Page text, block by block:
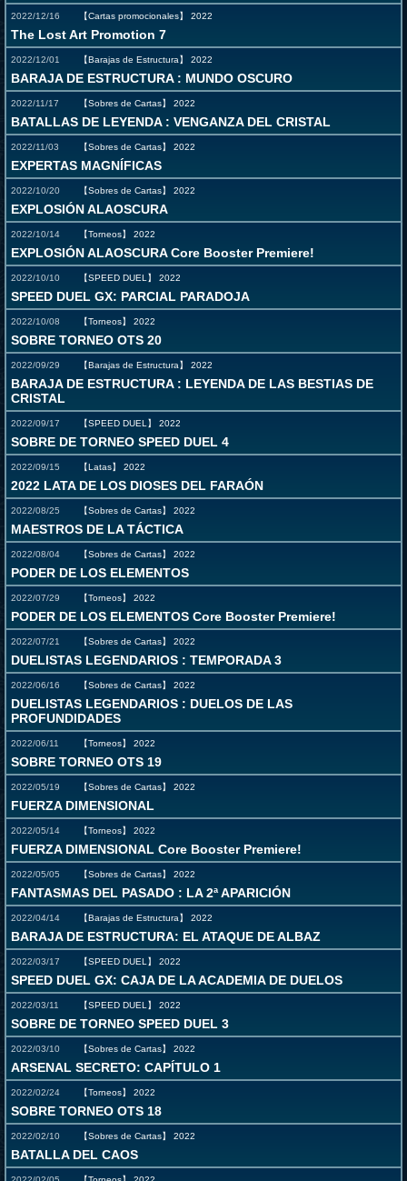
2022/12/16 【Cartas promocionales】 2022
The Lost Art Promotion 7
2022/12/01 【Barajas de Estructura】 2022
BARAJA DE ESTRUCTURA : MUNDO OSCURO
2022/11/17 【Sobres de Cartas】 2022
BATALLAS DE LEYENDA : VENGANZA DEL CRISTAL
2022/11/03 【Sobres de Cartas】 2022
EXPERTAS MAGNÍFICAS
2022/10/20 【Sobres de Cartas】 2022
EXPLOSIÓN ALAOSCURA
2022/10/14 【Torneos】 2022
EXPLOSIÓN ALAOSCURA Core Booster Premiere!
2022/10/10 【SPEED DUEL】 2022
SPEED DUEL GX: PARCIAL PARADOJA
2022/10/08 【Torneos】 2022
SOBRE TORNEO OTS 20
2022/09/29 【Barajas de Estructura】 2022
BARAJA DE ESTRUCTURA : LEYENDA DE LAS BESTIAS DE
CRISTAL
2022/09/17 【SPEED DUEL】 2022
SOBRE DE TORNEO SPEED DUEL 4
2022/09/15 【Latas】 2022
2022 LATA DE LOS DIOSES DEL FARAÓN
2022/08/25 【Sobres de Cartas】 2022
MAESTROS DE LA TÁCTICA
2022/08/04 【Sobres de Cartas】 2022
PODER DE LOS ELEMENTOS
2022/07/29 【Torneos】 2022
PODER DE LOS ELEMENTOS Core Booster Premiere!
2022/07/21 【Sobres de Cartas】 2022
DUELISTAS LEGENDARIOS : TEMPORADA 3
2022/06/16 【Sobres de Cartas】 2022
DUELISTAS LEGENDARIOS : DUELOS DE LAS
PROFUNDIDADES
2022/06/11 【Torneos】 2022
SOBRE TORNEO OTS 19
2022/05/19 【Sobres de Cartas】 2022
FUERZA DIMENSIONAL
2022/05/14 【Torneos】 2022
FUERZA DIMENSIONAL Core Booster Premiere!
2022/05/05 【Sobres de Cartas】 2022
FANTASMAS DEL PASADO : LA 2ª APARICIÓN
2022/04/14 【Barajas de Estructura】 2022
BARAJA DE ESTRUCTURA: EL ATAQUE DE ALBAZ
2022/03/17 【SPEED DUEL】 2022
SPEED DUEL GX: CAJA DE LA ACADEMIA DE DUELOS
2022/03/11 【SPEED DUEL】 2022
SOBRE DE TORNEO SPEED DUEL 3
2022/03/10 【Sobres de Cartas】 2022
ARSENAL SECRETO: CAPÍTULO 1
2022/02/24 【Torneos】 2022
SOBRE TORNEO OTS 18
2022/02/10 【Sobres de Cartas】 2022
BATALLA DEL CAOS